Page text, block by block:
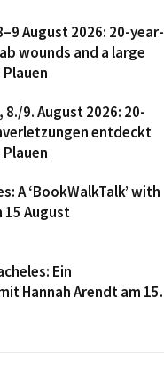
August 2026: 20-year-
wounds and a large
8./9. August 2026: 20-
entdeckt
A ‘BookWalkTalk’ with
15 August
Ein
Hannah Arendt am 15.